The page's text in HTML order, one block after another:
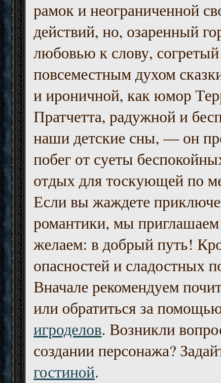
рамок и неограниченной
действий, но, озаренный
любовью к слову, согретый
повсеместным духом
и ироничной, как юмор
Пратчетта, радужной и
наши детские сны, — он
побег от суеты
отдых для тоскующей по
Если вы жаждете
романтики, мы приглашаем
желаем: в добрый путь!
опасностей и сладостных
Вначале рекомендуем
или обратиться за
игроделов. Возникли
создании персонажа?
гостиной.